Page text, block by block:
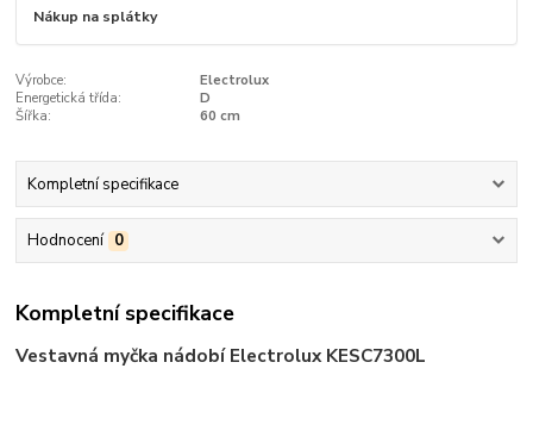
Nákup na splátky
Výrobce:
Electrolux
Energetická třída:
D
Šířka:
60 cm
Kompletní specifikace
Hodnocení 0
Kompletní specifikace
Vestavná myčka nádobí Electrolux KESC7300L